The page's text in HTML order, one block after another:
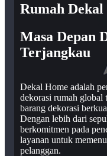
Rumah Dekal
Masa Depan
Terjangkau
Dekal Home adalah
dekorasi rumah global
barang dekorasi
Dengan lebih dari
berkomitmen pada
layanan untuk
pelanggan.